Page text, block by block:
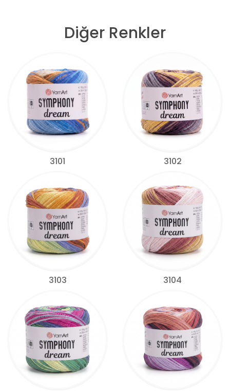
Diğer Renkler
3101 3102
3103 3104